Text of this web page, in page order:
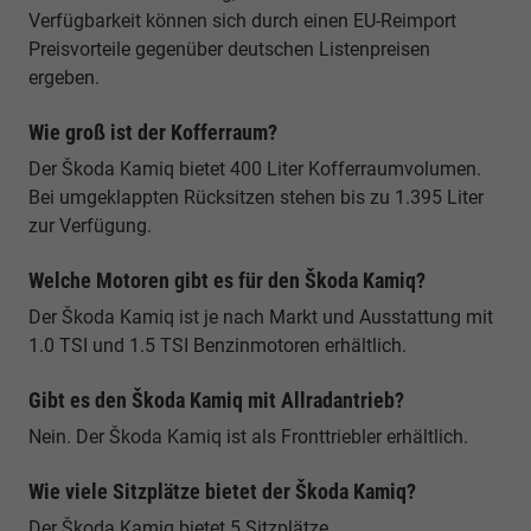
Verfügbarkeit können sich durch einen EU-Reimport
Preisvorteile gegenüber deutschen Listenpreisen
ergeben.
Wie groß ist der Kofferraum?
Der Škoda Kamiq bietet 400 Liter Kofferraumvolumen.
Bei umgeklappten Rücksitzen stehen bis zu 1.395 Liter
zur Verfügung.
Welche Motoren gibt es für den Škoda Kamiq?
Der Škoda Kamiq ist je nach Markt und Ausstattung mit
1.0 TSI und 1.5 TSI Benzinmotoren erhältlich.
Gibt es den Škoda Kamiq mit Allradantrieb?
Nein. Der Škoda Kamiq ist als Fronttriebler erhältlich.
Wie viele Sitzplätze bietet der Škoda Kamiq?